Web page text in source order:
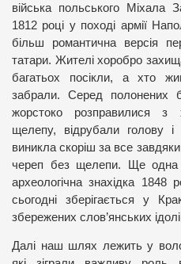
війська польського Міхала
1812 році у поході армії
більш романтична версія
татари. Жителі хоробро
багатьох посікли, а хто
забрали. Серед полонених
жорстоко розправилися з
щелепу, відрубали голову
виникла скоріш за все
череп без щелепи. Ще одна
археологічна знахідка 1848
сьогодні зберігається у
збережених слов’янських
Далі наш шлях лежить у